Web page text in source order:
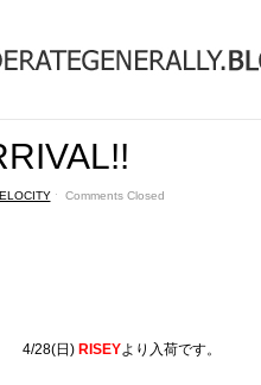
ˑ Comments Closed
4/28(日) RISEYより入荷です。